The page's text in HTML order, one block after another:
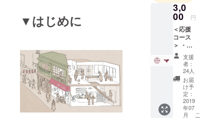
▼はじめに
3,0
00 円
＜応援
コース
＞ ・伝
所鳩か
ら感謝
の気持
ちが
メール
で届き
ます。
・ウェ
支援
者：
24人
お届
け予
定：
2019
年07
月
こ